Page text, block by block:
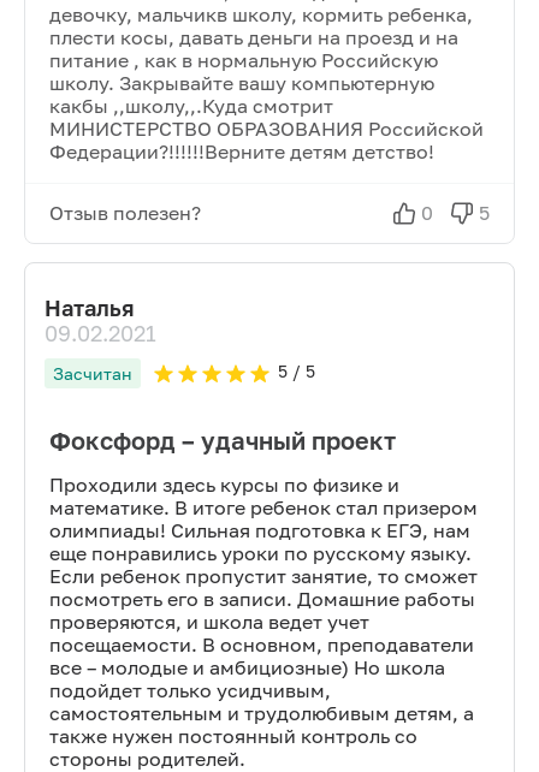
девочку, мальчикв школу, кормить ребенка,
плести косы, давать деньги на проезд и на
питание , как в нормальную Российскую
школу. Закрывайте вашу компьютерную
какбы ,,школу,,.Куда смотрит
МИНИСТЕРСТВО ОБРАЗОВАНИЯ Российской
Федерации?!!!!!!Верните детям детство!
Отзыв полезен? 0 5
Наталья
09.02.2021
Засчитан 5/ 5
Фоксфорд – удачный проект
Проходили здесь курсы по физике и
математике. В итоге ребенок стал призером
олимпиады! Сильная подготовка к ЕГЭ, нам
еще понравились уроки по русскому языку.
Если ребенок пропустит занятие, то сможет
посмотреть его в записи. Домашние работы
проверяются, и школа ведет учет
посещаемости. В основном, преподаватели
все – молодые и амбициозные) Но школа
подойдет только усидчивым,
самостоятельным и трудолюбивым детям, а
также нужен постоянный контроль со
стороны родителей.